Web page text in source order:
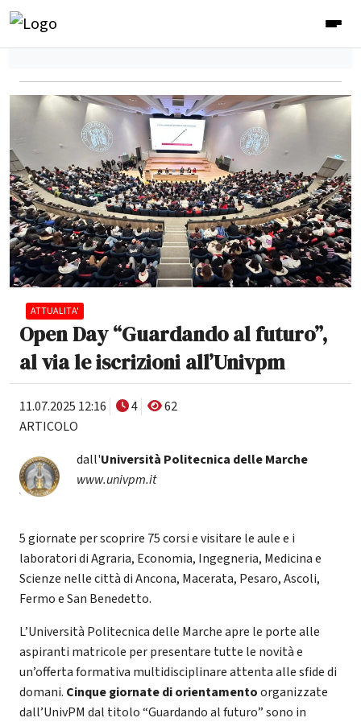
ATTUALITA'
Open Day “Guardando al futuro”,
al via le iscrizioni all’Univpm
11.07.2025 12:16 4
62
ARTICOLO
dall'Università Politecnica delle Marche
www.univpm.it
5 giornate per scoprire 75 corsi e visitare le aule e i
laboratori di Agraria, Economia, Ingegneria, Medicina e
Scienze nelle città di Ancona, Macerata, Pesaro, Ascoli,
Fermo e San Benedetto.
L’Università Politecnica delle Marche apre le porte alle
aspiranti matricole per presentare tutte le novità e
un’offerta formativa multidisciplinare attenta alle sfide di
domani. Cinque giornate di orientamentoorganizzate
dall’UnivPM dal titolo “Guardando al futuro” sono in